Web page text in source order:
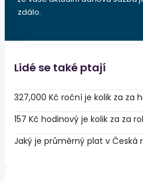
zdálo.
Lidé se také ptají
327,000 Kč roční je kolik za za
157 Kč hodinový je kolik za za
Jaký je průměrný plat v Česká